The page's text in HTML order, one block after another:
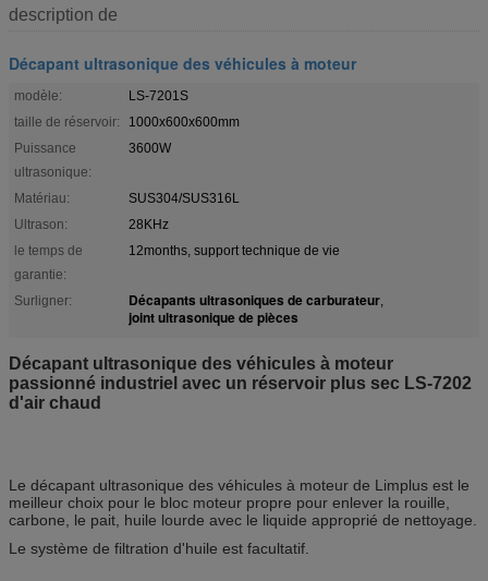
description de
Décapant ultrasonique des véhicules à moteur
modèle:
LS-7201S
taille de réservoir:
1000x600x600mm
Puissance
ultrasonique:
3600W
Matériau:
SUS304/SUS316L
Ultrason:
28KHz
le temps de
garantie:
12months, support technique de vie
Surligner: Décapants ultrasoniques de carburateur,
joint ultrasonique de pièces
Décapant ultrasonique des véhicules à moteur
passionné industriel avec un réservoir plus sec LS-7202
d'air chaud
Le décapant ultrasonique des véhicules à moteur de Limplus est le
meilleur choix pour le bloc moteur propre pour enlever la rouille,
carbone, le pait, huile lourde avec le liquide approprié de nettoyage.
Le système de filtration d'huile est facultatif.